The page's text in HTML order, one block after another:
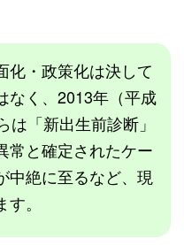
化・政策化は決して
なく、2013年（平成
は「新出生前診断」
常と確定されたケー
中絶に至るなど、現
。